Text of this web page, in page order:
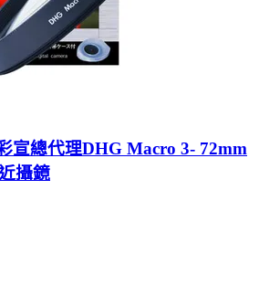
宣總代理DHG Macro 3- 72mm
攝鏡